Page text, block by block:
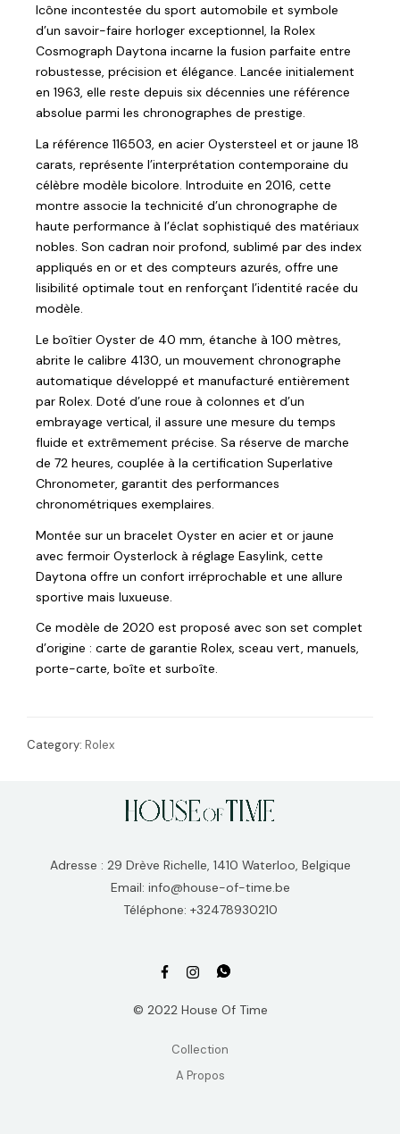
Icône incontestée du sport automobile et symbole
d’un savoir-faire horloger exceptionnel, la Rolex
Cosmograph Daytona incarne la fusion parfaite entre
robustesse, précision et élégance. Lancée initialement
en 1963, elle reste depuis six décennies une référence
absolue parmi les chronographes de prestige.
La référence 116503, en acier Oystersteel et or jaune 18
carats, représente l’interprétation contemporaine du
célèbre modèle bicolore. Introduite en 2016, cette
montre associe la technicité d’un chronographe de
haute performance à l’éclat sophistiqué des matériaux
nobles. Son cadran noir profond, sublimé par des index
appliqués en or et des compteurs azurés, offre une
lisibilité optimale tout en renforçant l’identité racée du
modèle.
Le boîtier Oyster de 40 mm, étanche à 100 mètres,
abrite le calibre 4130, un mouvement chronographe
automatique développé et manufacturé entièrement
par Rolex. Doté d’une roue à colonnes et d’un
embrayage vertical, il assure une mesure du temps
fluide et extrêmement précise. Sa réserve de marche
de 72 heures, couplée à la certification Superlative
Chronometer, garantit des performances
chronométriques exemplaires.
Montée sur un bracelet Oyster en acier et or jaune
avec fermoir Oysterlock à réglage Easylink, cette
Daytona offre un confort irréprochable et une allure
sportive mais luxueuse.
Ce modèle de 2020 est proposé avec son set complet
d’origine : carte de garantie Rolex, sceau vert, manuels,
porte-carte, boîte et surboîte.
Category: Rolex
Adresse : 29 Drève Richelle, 1410 Waterloo, Belgique
Email: info@house-of-time.be
Téléphone: +32478930210
© 2022 House Of Time
Collection
A Propos